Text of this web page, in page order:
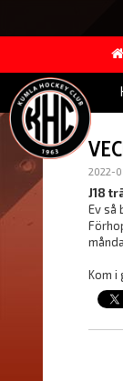
2022-
J18
Ev så
Kom i